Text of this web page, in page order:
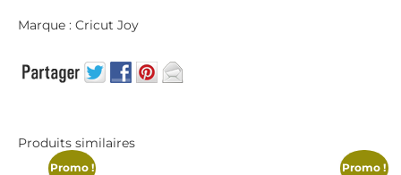
Marque : Cricut Joy
Produits similaires
Promo ! Promo !